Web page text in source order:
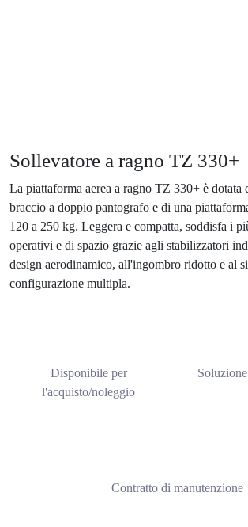
Sollevatore a ragno TZ 330+
La piattaforma aerea a ragno TZ 330+ è
braccio a doppio pantografo e di una
120 a 250 kg. Leggera e compatta, soddisfa i
operativi e di spazio grazie agli stabilizzatori
design aerodinamico, all'ingombro ridotto e al
configurazione multipla.
Disponibile per
l'acquisto/noleggio
Contratto di manutenzione